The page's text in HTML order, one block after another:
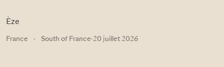
Èze
France · South of France·20 juillet 2026